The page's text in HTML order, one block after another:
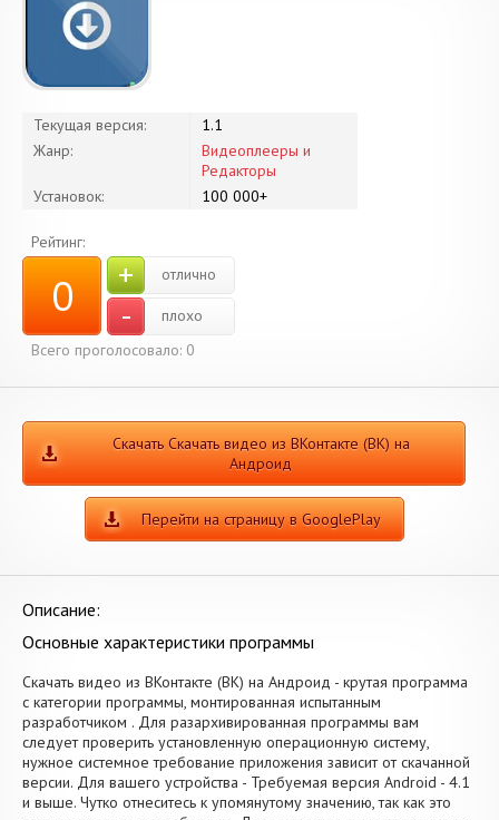
Текущая версия:
1.1
Жанр:
Видеоплееры и
Редакторы
Установок:
100 000+
Рейтинг:
0 + отлично
-
плохо
Всего проголосовало: 0
Скачать Скачать видео из ВКонтакте (ВК) на
Андроид
Перейти на страницу в GooglePlay
Описание:
Основные характеристики программы
Скачать видео из ВКонтакте (ВК) на Андроид - крутая программа
с категории программы, монтированная испытанным
разработчиком . Для разархивированная программы вам
следует проверить установленную операционную систему,
нужное системное требование приложения зависит от скачанной
версии. Для вашего устройства - Требуемая версия Android - 4.1
и выше. Чутко отнеситесь к упомянутому значению, так как это